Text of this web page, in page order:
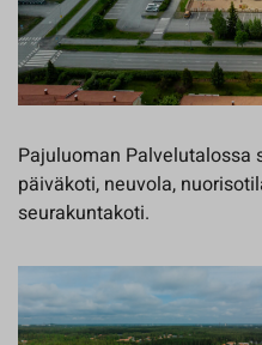
Pajuluoman Palvelutalossa
päiväkoti, neuvola,
seurakuntakoti.